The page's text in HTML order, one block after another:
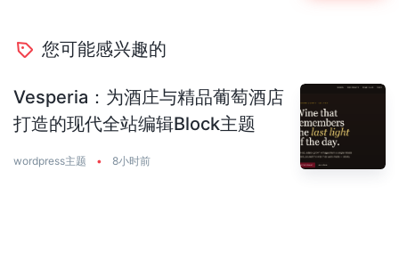
您可能感兴趣的
Vesperia：为酒庄与精品葡萄酒店
打造的现代全站编辑Block主题
wordpress主题 • 8小时前